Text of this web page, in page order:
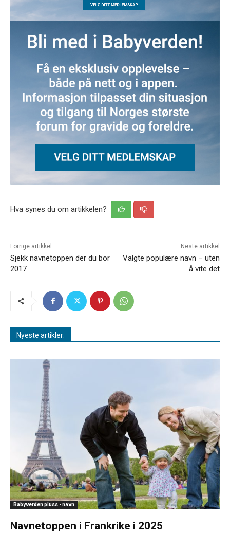
Hva synes du om artikkelen?
Forrige artikkel
Sjekk navnetoppen der du bor
2017
Neste artikkel
Valgte populære navn – uten
å vite det
Nyeste artikler:
Babyverden pluss - navn
Navnetoppen i Frankrike i 2025